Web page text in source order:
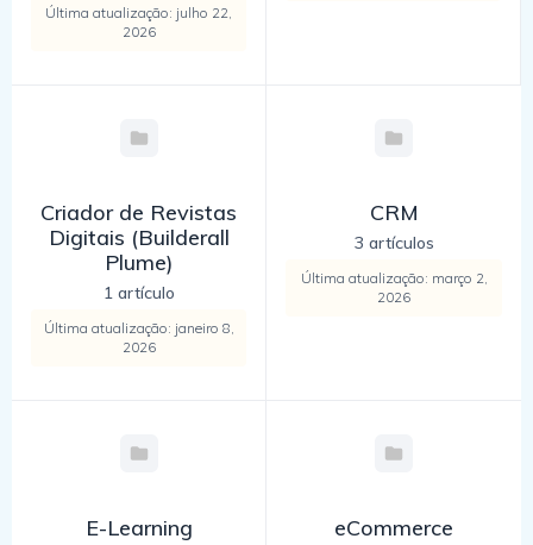
Última atualização: julho 22,
2026
Criador de Revistas
Digitais (Builderall
Plume)
1 artículo
Última atualização: janeiro 8,
2026
CRM
3 artículos
Última atualização: março 2,
2026
E-Learning eCommerce